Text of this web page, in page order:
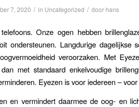
7, 2020 / in Uncategorized / door hans
Onze ogen hebben
ondersteunen. Langdurige dagelijkse
veroorzaken. Met
met standaard enkelvoudige
Eyezen is voor iedereen –
en vermindert daarmee de oog- en